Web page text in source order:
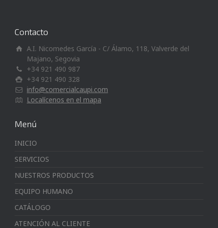
Contacto
A.I. Nicomedes García - C/ Álamo, 118, Valverde del
Majano, Segovia
+34 921 490 987
+34 921 490 328
info@comercialcaupi.com
Localícenos en el mapa
Menú
INICIO
SERVICIOS
NUESTROS PRODUCTOS
EQUIPO HUMANO
CATÁLOGO
ATENCIÓN AL CLIENTE